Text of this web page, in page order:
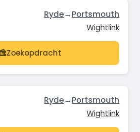
Ryde→Portsmouth
Wightlink
Zoekopdracht
Ryde→Portsmouth
Wightlink